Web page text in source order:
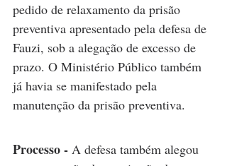
pedido de relaxamento da prisão
preventiva apresentado pela defesa de
Fauzi, sob a alegação de excesso de
prazo. O Ministério Público também
já havia se manifestado pela
manutenção da prisão preventiva.
Processo - A defesa também alegou